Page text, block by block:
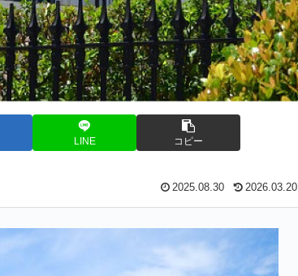
LINE コピー
2025.08.30 2026.03.20